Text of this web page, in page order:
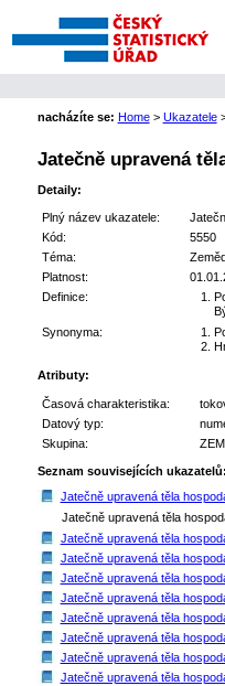
nacházíte se: Home> Ukazatele
Jatečně upravená
Detaily:
Plný název ukazatele:
Kód:
5550
Téma:
Platnost:
Definice:
Synonyma:
Atributy:
Časová charakteristika:
Datový typ:
Skupina:
Seznam souvisejících ukazatelů:
Jatečně upravená těla
Jatečně upravená těla
Jatečně upravená těla
Jatečně upravená těla
Jatečně upravená těla
Jatečně upravená těla
Jatečně upravená těla
Jatečně upravená těla
Jatečně upravená těla
Jatečně upravená těla